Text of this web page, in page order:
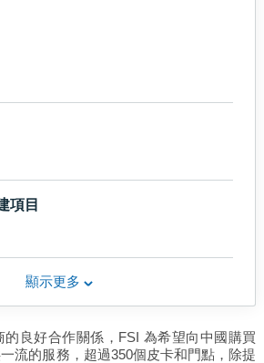
項目
顯示更多
良好合作關係，FSI 為希望向中國購買
流的服務，超過350個皮卡和門點，除提